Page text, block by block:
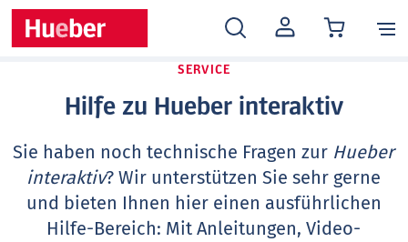
MEIN
KONTO
SERVICE
Hilfe zu Hueber interaktiv
Sie haben noch technische Fragen zur Hueber
interaktiv? Wir unterstützen Sie sehr gerne
und bieten Ihnen hier einen ausführlichen
Hilfe-Bereich: Mit Anleitungen, Video-